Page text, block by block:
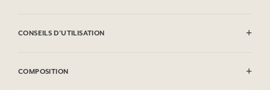
CONSEILS D'UTILISATION
COMPOSITION